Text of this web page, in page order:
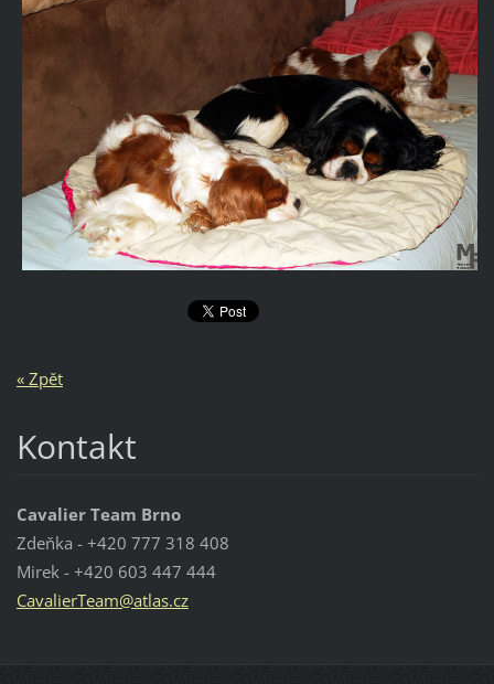
« Zpět
Kontakt
Cavalier Team Brno
Zdeňka - +420 777 318 408
Mirek - +420 603 447 444
CavalierTeam@atlas.cz